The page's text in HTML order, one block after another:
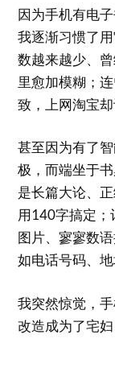
因为手机有电
我逐渐习惯了
数越来越少、
里愈加模糊；
致，上网淘宝
甚至因为有了
极，而端坐于
是长篇大论、
用140字搞定；
图片、寥寥数
如电话号码、
我突然惊觉，
改造成为了宅妇